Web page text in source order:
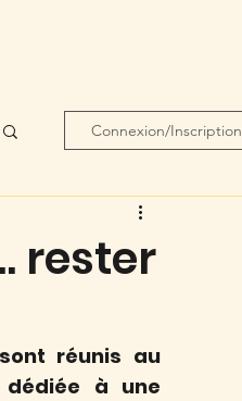
Connexion/Inscription
rester
réunis au
à une